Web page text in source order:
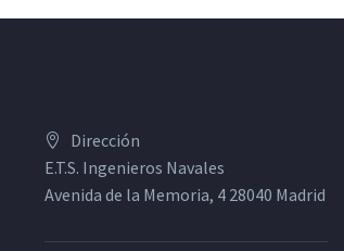
Dirección
E.T.S. Ingenieros Navales
Avenida de la Memoria, 4 28040 Madrid